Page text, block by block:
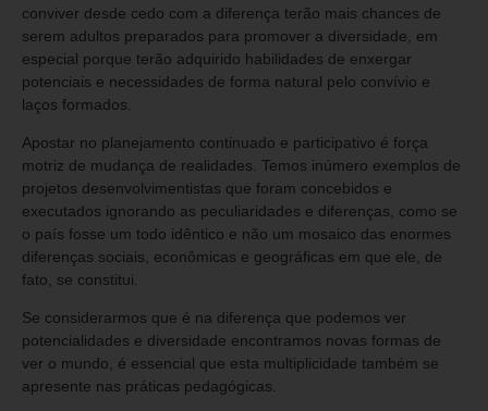
conviver desde cedo com a diferença terão mais chances de
serem adultos preparados para promover a diversidade, em
especial porque terão adquirido habilidades de enxergar
potenciais e necessidades de forma natural pelo convívio e
laços formados.
Apostar no planejamento continuado e participativo é força
motriz de mudança de realidades. Temos inúmero exemplos de
projetos desenvolvimentistas que foram concebidos e
executados ignorando as peculiaridades e diferenças, como se
o país fosse um todo idêntico e não um mosaico das enormes
diferenças sociais, econômicas e geográficas em que ele, de
fato, se constitui.
Se considerarmos que é na diferença que podemos ver
potencialidades e diversidade encontramos novas formas de
ver o mundo, é essencial que esta multiplicidade também se
apresente nas práticas pedagógicas.